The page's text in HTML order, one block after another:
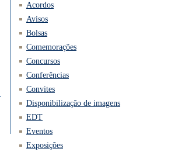
Acordos
Avisos
Bolsas
Comemorações
Concursos
Conferências
Convites
Disponibilização de imagens
EDT
Eventos
Exposições